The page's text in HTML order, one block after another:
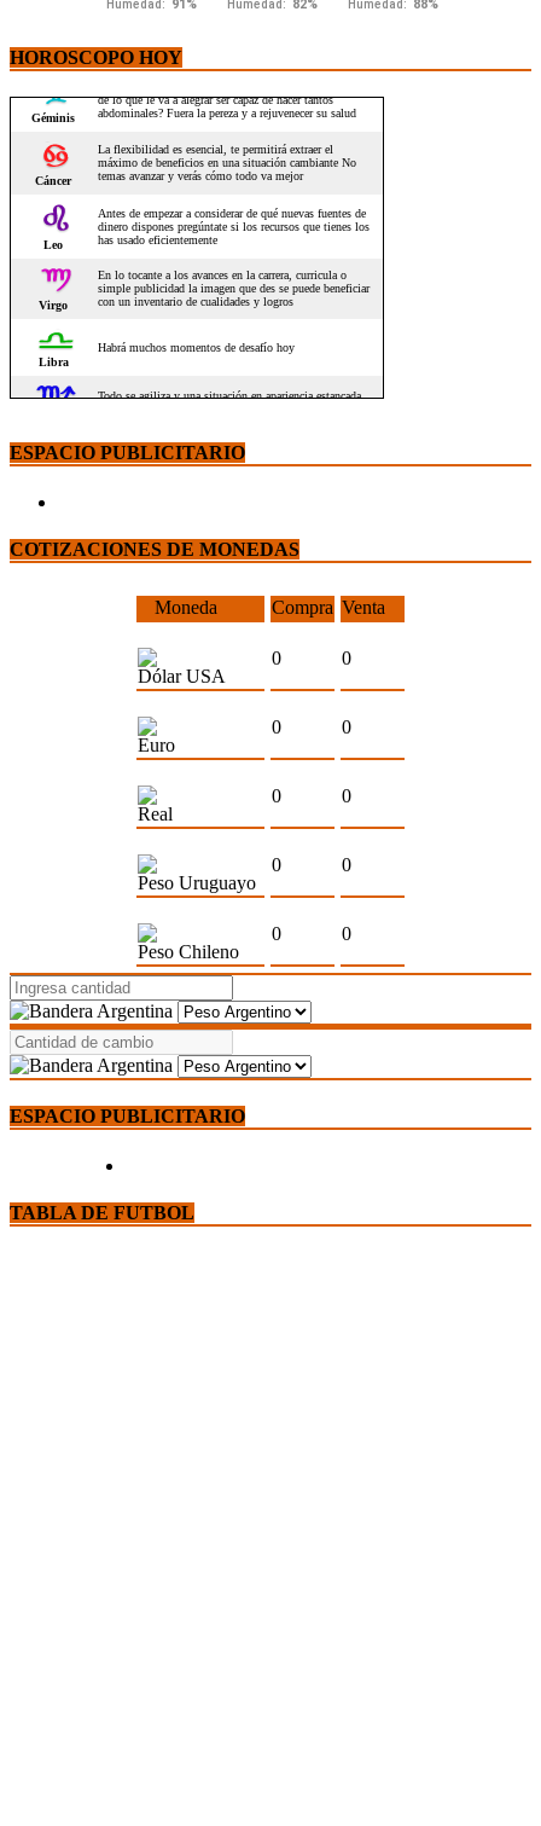
HOROSCOPO HOY
ESPACIO PUBLICITARIO
COTIZACIONES DE MONEDAS
Moneda Compra Venta
Dólar USA
0 0
Euro
0 0
Real
0 0
Peso Uruguayo
0 0
Peso Chileno
0 0
ESPACIO PUBLICITARIO
TABLA DE FUTBOL